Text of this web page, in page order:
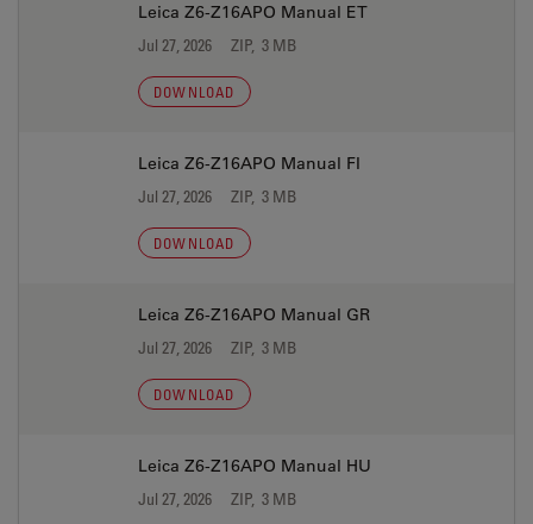
Leica Z6-Z16APO Manual ET
Jul 27, 2026 ZIP, 3 MB
DOWNLOAD
Leica Z6-Z16APO Manual FI
Jul 27, 2026 ZIP, 3 MB
DOWNLOAD
Leica Z6-Z16APO Manual GR
Jul 27, 2026 ZIP, 3 MB
DOWNLOAD
Leica Z6-Z16APO Manual HU
Jul 27, 2026 ZIP, 3 MB